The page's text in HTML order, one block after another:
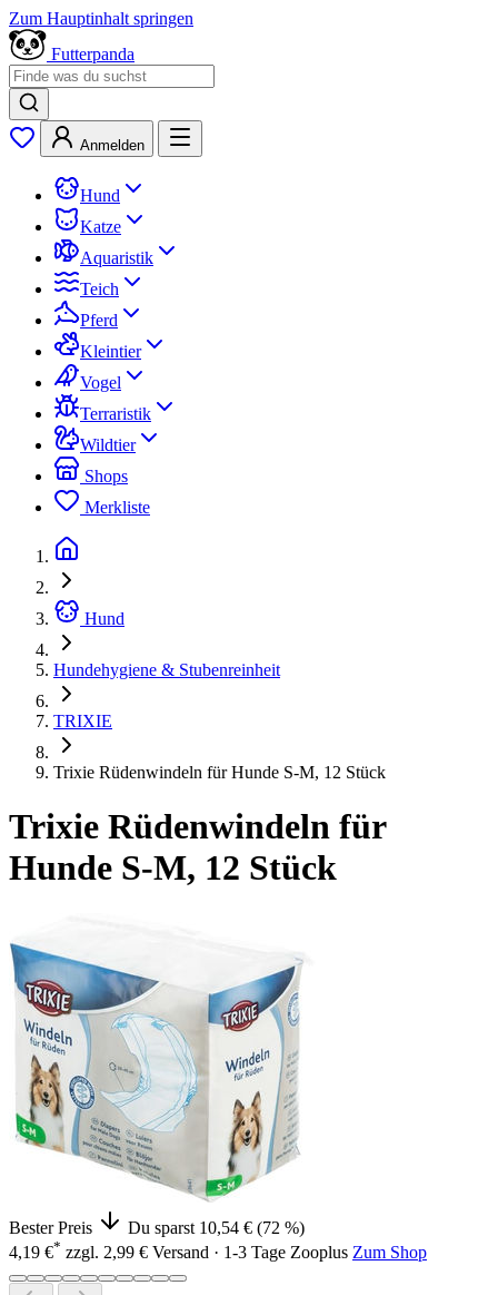
Zum Hauptinhalt springen
Futterpanda
Anmelden
Hund
Katze
Aquaristik
Teich
Pferd
Kleintier
Vogel
Terraristik
Wildtier
Shops
Merkliste
Hund
Hundehygiene & Stubenreinheit
TRIXIE
Trixie Rüdenwindeln für Hunde S-M, 12 Stück
Trixie Rüdenwindeln für
Hunde S-M, 12 Stück
Bester Preis
Du sparst 10,54 € (72 %)
4,19 €* zzgl. 2,99 € Versand · 1-3 Tage Zooplus Zum Shop